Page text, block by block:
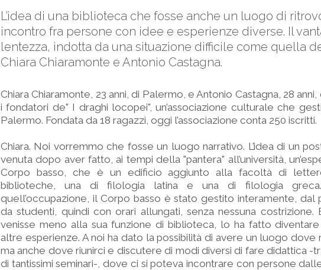
L’idea di una biblioteca che fosse anche un luogo di
incontro fra persone con idee e esperienze diverse. Il
lentezza, indotta da una situazione difficile come quella
Chiara Chiaramonte e Antonio Castagna.
Chiara Chiaramonte, 23 anni, di Palermo, e Antonio Castagna, 28
i fondatori de" I draghi locopei", un’associazione culturale che
Palermo. Fondata da 18 ragazzi, oggi l’associazione conta 250 iscritti.
Chiara. Noi vorremmo che fosse un luogo narrativo. L’idea di un
venuta dopo aver fatto, ai tempi della "pantera" all’università,
Corpo basso, che è un edificio aggiunto alla facoltà di
biblioteche, una di filologia latina e una di filologia
quell’occupazione, il Corpo basso è stato gestito interamente, dal
da studenti, quindi con orari allungati, senza nessuna costrizione.
venisse meno alla sua funzione di biblioteca, lo ha fatto
altre esperienze. A noi ha dato la possibilità di avere un luogo dove
ma anche dove riunirci e discutere di modi diversi di fare didattica -
di tantissimi seminari-, dove ci si poteva incontrare con persone